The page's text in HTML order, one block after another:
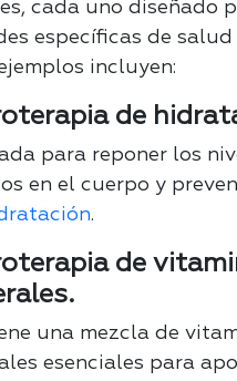
cada uno diseñado
específicas de salud
incluyen:
de
para reponer los
en el cuerpo y
.
de
una mezcla de
esenciales para